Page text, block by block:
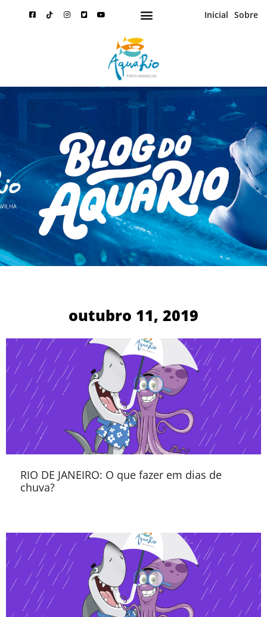
Inicial Sobre
outubro 11, 2019
RIO DE JANEIRO: O que fazer em dias de
chuva?